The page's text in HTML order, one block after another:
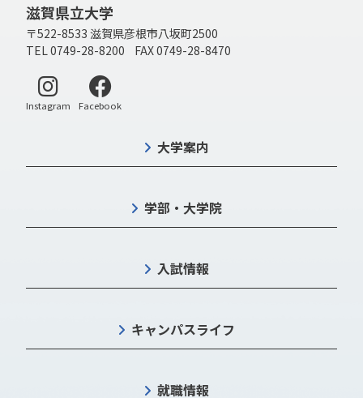
滋賀県立大学
〒522-8533 滋賀県彦根市八坂町2500
TEL 0749-28-8200 FAX 0749-28-8470
Instagram 別ウィンドウで開く
Facebook別ウィンドウで開く
大学案内
学部・大学院
入試情報
キャンパスライフ
就職情報